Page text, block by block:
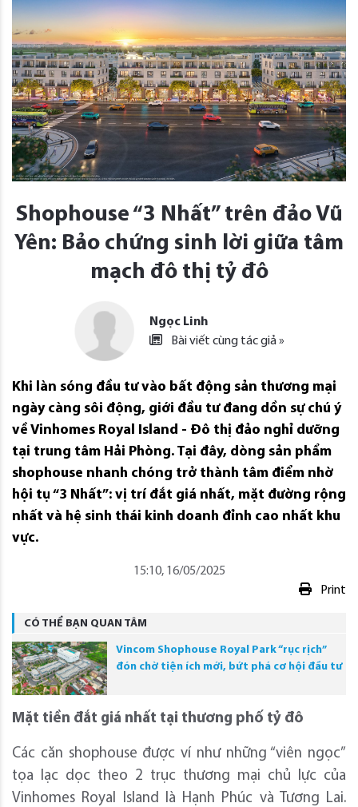
Shophouse “3 Nhất” trên đảo Vũ
Yên: Bảo chứng sinh lời giữa tâm
mạch đô thị tỷ đô
Ngọc Linh
Bài viết cùng tác giả »
Khi làn sóng đầu tư vào bất động sản thương mại
ngày càng sôi động, giới đầu tư đang dồn sự chú ý
về Vinhomes Royal Island - Đô thị đảo nghỉ dưỡng
tại trung tâm Hải Phòng. Tại đây, dòng sản phẩm
shophouse nhanh chóng trở thành tâm điểm nhờ
hội tụ “3 Nhất”: vị trí đắt giá nhất, mặt đường rộng
nhất và hệ sinh thái kinh doanh đỉnh cao nhất khu
vực.
15:10, 16/05/2025
Print
CÓ THỂ BẠN QUAN TÂM
Vincom Shophouse Royal Park “rục rịch”
đón chờ tiện ích mới, bứt phá cơ hội đầu tư
Mặt tiền đắt giá n hất tại thương phố tỷ đô
Các căn shophouse được ví như những “viên ngọc”
tọa lạc dọc theo 2 trục thương mại chủ lực của
Vinhomes Royal Island là Hạnh Phúc và Tương Lai.